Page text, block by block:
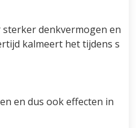
sterker denkvermogen en
kalmeert het tijdens s
en dus ook effecten in